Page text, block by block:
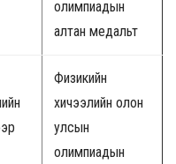
олимпиадын
алтан медальт
Физикийн
хичээлийн олон
улсын
олимпиадын